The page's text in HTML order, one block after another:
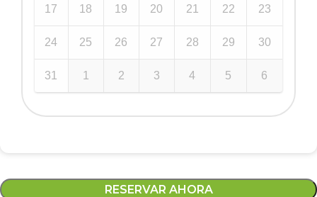
17 18 19 20 21 22 23
24 25 26 27 28 29 30
31 1 2 3 4 5 6
RESERVAR AHORA